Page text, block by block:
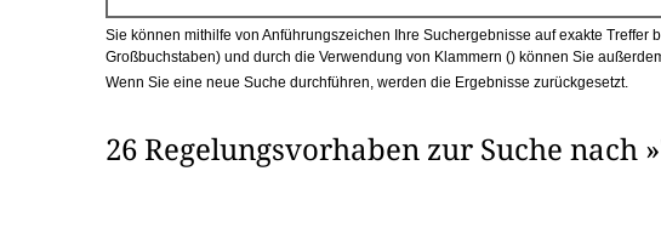
h
b
x
Sie können mithilfe von Anführungszeichen Ihre Suchergebnisse auf exakte Treffer
Großbuchstaben) und durch die Verwendung von Klammern () können Sie
Wenn Sie eine neue Suche durchführen, werden die Ergebnisse zurückgesetzt.
26 Regelungsvorhaben zur Suche nach